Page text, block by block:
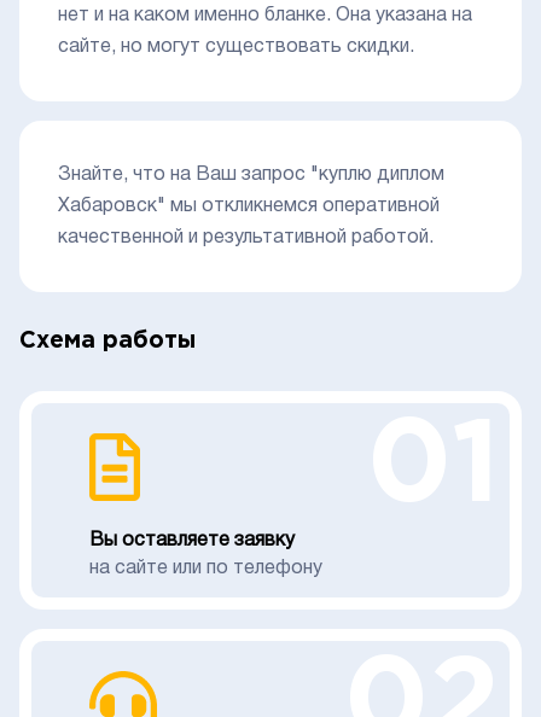
нет и на каком именно бланке. Она указана на
сайте, но могут существовать скидки.
Знайте, что на Ваш запрос "куплю диплом
Хабаровск" мы откликнемся оперативной
качественной и результативной работой.
Схема работы
Вы оставляете заявку
на сайте или по телефону